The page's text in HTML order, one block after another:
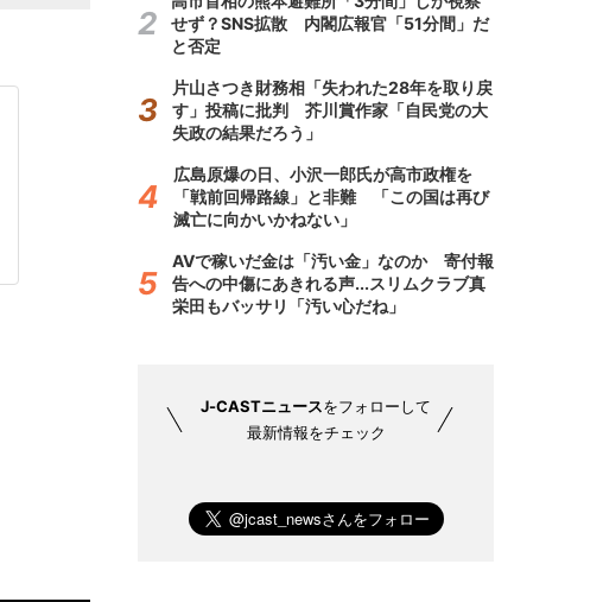
せず？SNS拡散 内閣広報官「51分間」だ
と否定
片山さつき財務相「失われた28年を取り戻
す」投稿に批判 芥川賞作家「自民党の大
失政の結果だろう」
広島原爆の日、小沢一郎氏が高市政権を
「戦前回帰路線」と非難 「この国は再び
滅亡に向かいかねない」
AVで稼いだ金は「汚い金」なのか 寄付報
告への中傷にあきれる声...スリムクラブ真
栄田もバッサリ「汚い心だね」
J-CASTニュースをフォローして
最新情報をチェック